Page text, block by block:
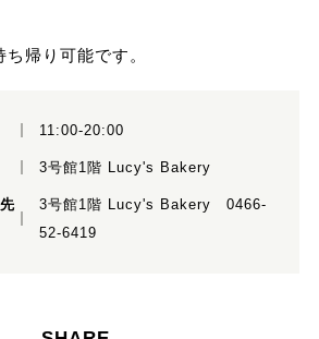
帰り可能です。
11:00-20:00
3号館1階 Lucy's Bakery
3号館1階 Lucy's Bakery 0466-
52-6419